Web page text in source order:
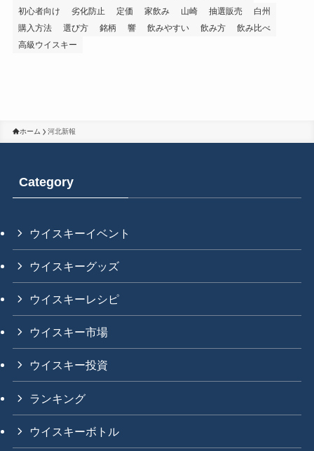
初心者向け
劣化防止 定価 家飲み 山崎 抽選販売
白州
購入方法
選び方 銘柄 響 飲みやすい 飲み方
飲み比べ
高級ウイスキー
ホーム 河北新報
Category
ウイスキーイベント
ウイスキーグッズ
ウイスキーレシピ
ウイスキー市場
ウイスキー投資
ランキング
ウイスキーボトル